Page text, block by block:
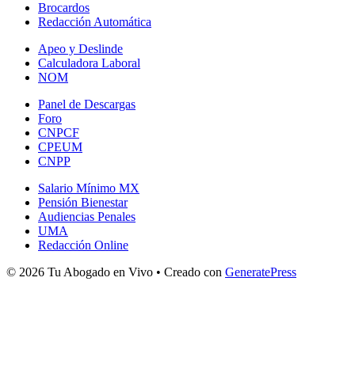
Brocardos
Redacción Automática
Apeo y Deslinde
Calculadora Laboral
NOM
Panel de Descargas
Foro
CNPCF
CPEUM
CNPP
Salario Mínimo MX
Pensión Bienestar
Audiencias Penales
UMA
Redacción Online
© 2026 Tu Abogado en Vivo • Creado con GeneratePress